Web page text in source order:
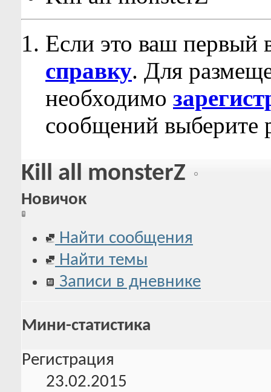
Если это ваш первый
справку. Для
необходимо
сообщений выберите
Kill all monsterZ
Новичок
Найти сообщения
Найти темы
Записи в дневнике
Мини-статистика
Регистрация
23.02.2015